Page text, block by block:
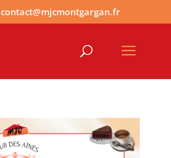
contact@mjcmontgargan.fr